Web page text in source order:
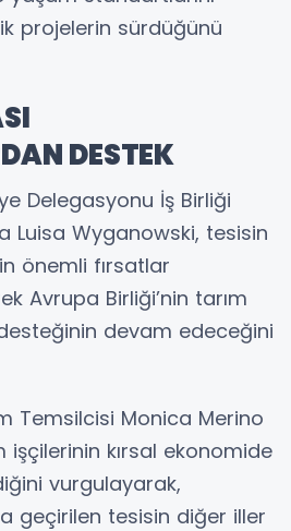
projelerin sürdüğünü
DESTEK
Delegasyonu İş Birliği
Luisa Wyganowski, tesisin
önemli fırsatlar
Avrupa Birliği’nin tarım
devam edeceğini
Temsilcisi Monica Merino
işçilerinin kırsal ekonomide
vurgulayarak,
geçirilen tesisin diğer iller